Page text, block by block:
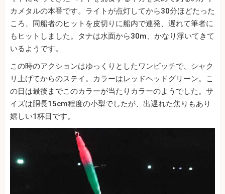
カメタルの本番です。ライトが点灯してから30分ほどたった
ころ、同船者のヒットを皮切りに船内で連発、遅れて筆者に
もヒットしました。タナは水面から30m、かなり浮いてきて
いるようです。
この時のアクションはゆっくりとしたワンピッチで、シャク
リ上げてからのステイ。カラーはレッドヘッドグリーン。こ
の日は最後までこのカラーが当たりカラーのようでした。サ
イズは胴長15cm程度の小型でしたが、出遅れた焦りもあり
嬉しい1杯目です。